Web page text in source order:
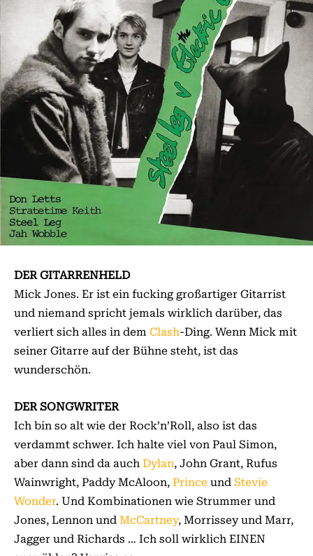
DER GITARRENHELD
Mick Jones. Er ist ein fucking großartiger Gitarrist
und niemand spricht jemals wirklich darüber, das
verliert sich alles in dem Clash-Ding. Wenn Mick mit
seiner Gitarre auf der Bühne steht, ist das
wunderschön.
DER SONGWRITER
Ich bin so alt wie der Rock’n’Roll, also ist das
verdammt schwer. Ich halte viel von Paul Simon,
aber dann sind da auch Dylan, John Grant, Rufus
Wainwright, Paddy McAloon, Prince und Stevie
Wonder. Und Kombinationen wie Strummer und
Jones, Lennon und McCartney, Morrissey und Marr,
Jagger und Richards … Ich soll wirklich EINEN